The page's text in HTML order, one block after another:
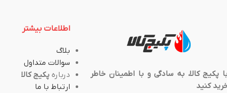
پکیج کالا، به سادگی و با اطمینان خاطر
کنید
اطلاعات بیشتر
بلاگ
سوالات متداول
درباره پکیج کالا
ارتباط با ما